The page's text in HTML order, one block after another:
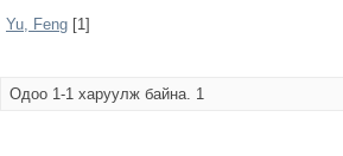
Yu, Feng [1]
Одоо 1-1 харуулж байна. 1